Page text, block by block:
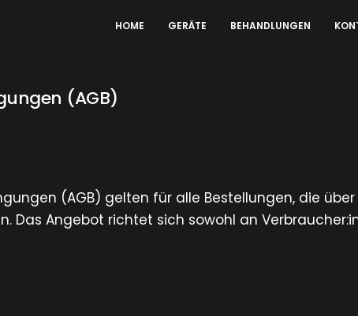
HOME GERÄTE BEHANDLUNGEN
(AGB)
(AGB) gelten für alle Bestellungen, die
Das Angebot richtet sich sowohl an